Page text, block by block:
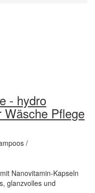
- hydro
Wäsche Pflege
/
Nanovitamin-Kapseln
glanzvolles und